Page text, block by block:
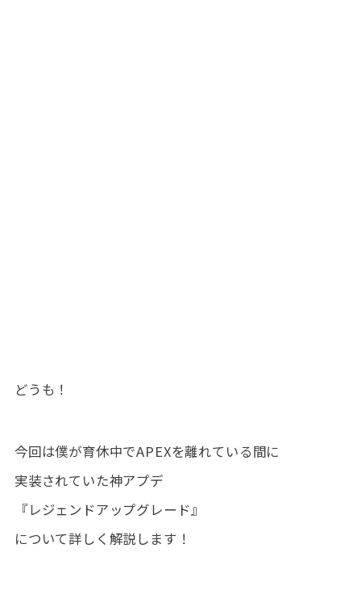
どうも！
今回は僕が育休中でAPEXを離れている間に
実装されていた神アプデ
『レジェンドアップグレード』
について詳しく解説します！